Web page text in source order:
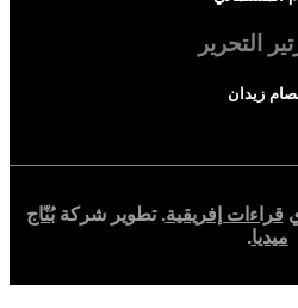
التحرير
زيدان
قراءات إفريقية. تطوير شركةبُنّاج
ميديا.